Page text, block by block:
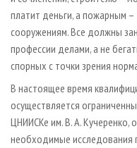
платит деньги, а пожарным
сооружениям. Все должны
профессии делами, а не
спорных с точки зрения
В настоящее время
осуществляется
ЦНИИСКе им. В. А.
необходимые исследования